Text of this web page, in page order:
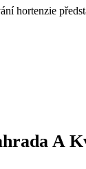
hortenzie
A